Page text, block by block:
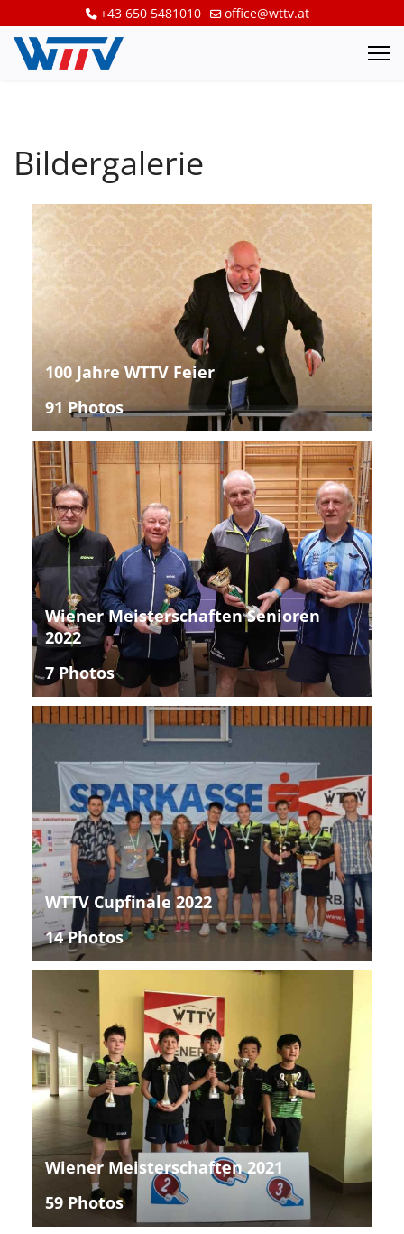
+43 650 5481010 office@wttv.at
Bildergalerie
100 Jahre WTTV Feier
91 Photos
Wiener Meisterschaften Senioren
2022
7 Photos
WTTV Cupfinale 2022
14 Photos
Wiener Meisterschaften 2021
59 Photos